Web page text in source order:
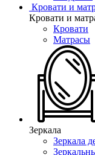
Кровати и
Кровати и
Кровати
Матрасы
Зеркала
Зеркала